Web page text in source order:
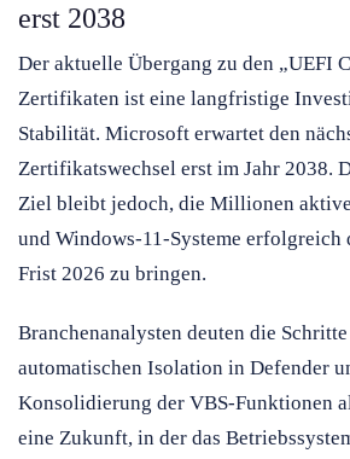
erst 2038
Der aktuelle Übergang zu den „UEFI
Zertifikaten ist eine langfristige
Stabilität. Microsoft erwartet den
Zertifikatswechsel erst im Jahr 2038.
Ziel bleibt jedoch, die Millionen
und Windows-11-Systeme erfolgreich
Frist 2026 zu bringen.
Branchenanalysten deuten die
automatischen Isolation in Defender
Konsolidierung der VBS-Funktionen
eine Zukunft, in der das